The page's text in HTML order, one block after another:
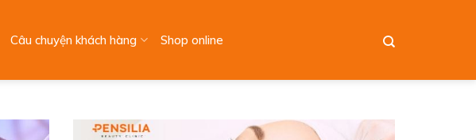
Câu chuyện khách hàng Shop online